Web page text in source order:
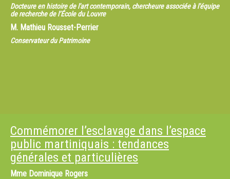
Docteure en histoire de l'art contemporain, chercheure associée à l'équipe
de recherche de l’École du Louvre
M. Mathieu Rousset-Perrier
Conservateur du Patrimoine
Commémorer l’esclavage dans l’espace
public martiniquais : tendances
générales et particulières
Mme Dominique Rogers